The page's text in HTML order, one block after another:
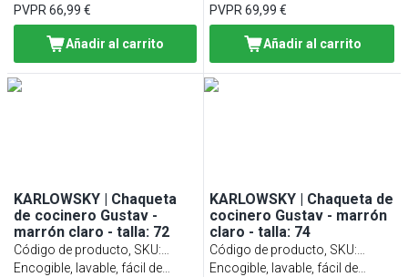
PVPR 66,99 €
Añadir al carrito
PVPR69,99 €
Añadir al carrito
KARLOWSKY | Chaqueta
de cocinero Gustav -
marrón claro - talla: 72
Código de producto, SKU:
KJGHBK72
Encogible, lavable, fácil de
KARLOWSKY | Chaqueta de
cocinero Gustav - marrón
claro - talla: 74
Código de producto, SKU:
KJGHBK74
Encogible, lavable, fácil de